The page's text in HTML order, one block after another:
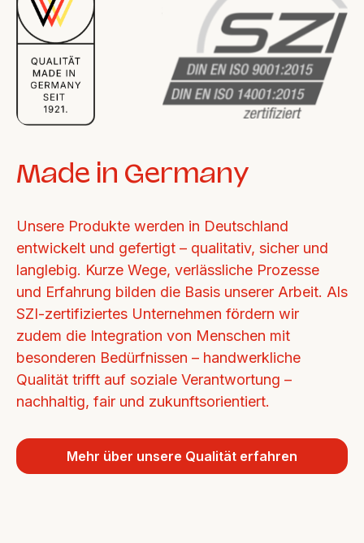
Made in Germany
Unsere Produkte werden in Deutschland
entwickelt und gefertigt – qualitativ, sicher und
langlebig. Kurze Wege, verlässliche Prozesse
und Erfahrung bilden die Basis unserer Arbeit. Als
SZI-zertifiziertes Unternehmen fördern wir
zudem die Integration von Menschen mit
besonderen Bedürfnissen – handwerkliche
Qualität trifft auf soziale Verantwortung –
nachhaltig, fair und zukunftsorientiert.
Mehr über unsere Qualität erfahren